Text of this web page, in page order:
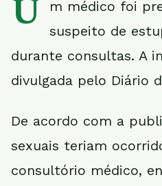
U
m médico foi
suspeito de
durante consultas. A
divulgada pelo Diário
De acordo com a
sexuais teriam
consultório médico,